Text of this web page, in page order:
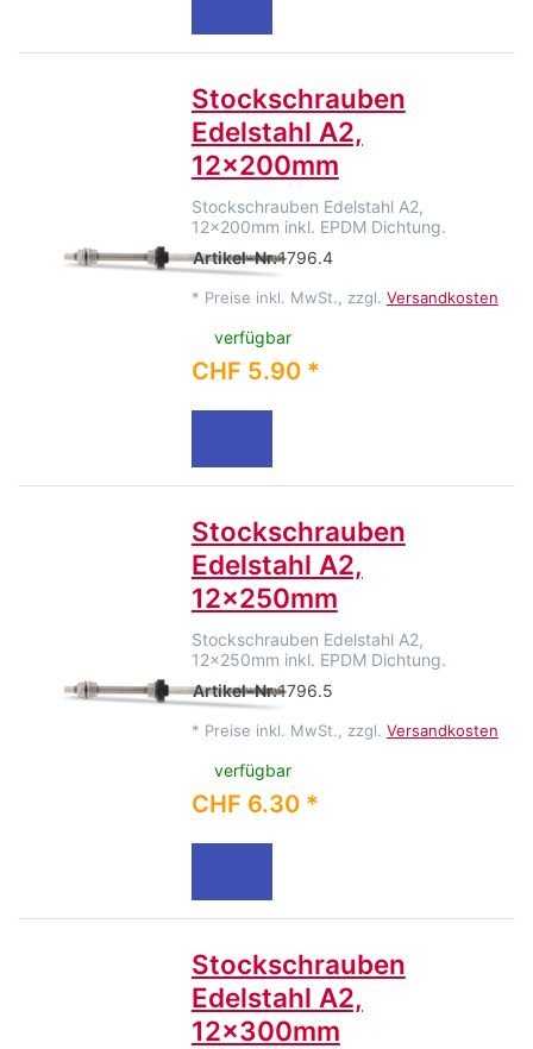
Stockschrauben
Edelstahl A2,
12x200mm
Stockschrauben Edelstahl A2,
12x200mm inkl. EPDM Dichtung.
Artikel-Nr.1796.4
* Preise inkl. MwSt., zzgl. Versandkosten
verfügbar
CHF 5.90 *
Stockschrauben
Edelstahl A2,
12x250mm
Stockschrauben Edelstahl A2,
12x250mm inkl. EPDM Dichtung.
Artikel-Nr.1796.5
* Preise inkl. MwSt., zzgl. Versandkosten
verfügbar
CHF 6.30 *
Stockschrauben
Edelstahl A2,
12x300mm